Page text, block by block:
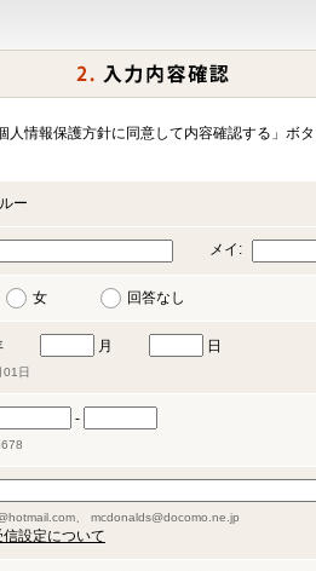
人情報保護方針に同意して内容確認する」ボタ
ー
メイ:
女 回答なし
月 日
日
-
、 mcdonalds@docomo.ne.jp
信設定について